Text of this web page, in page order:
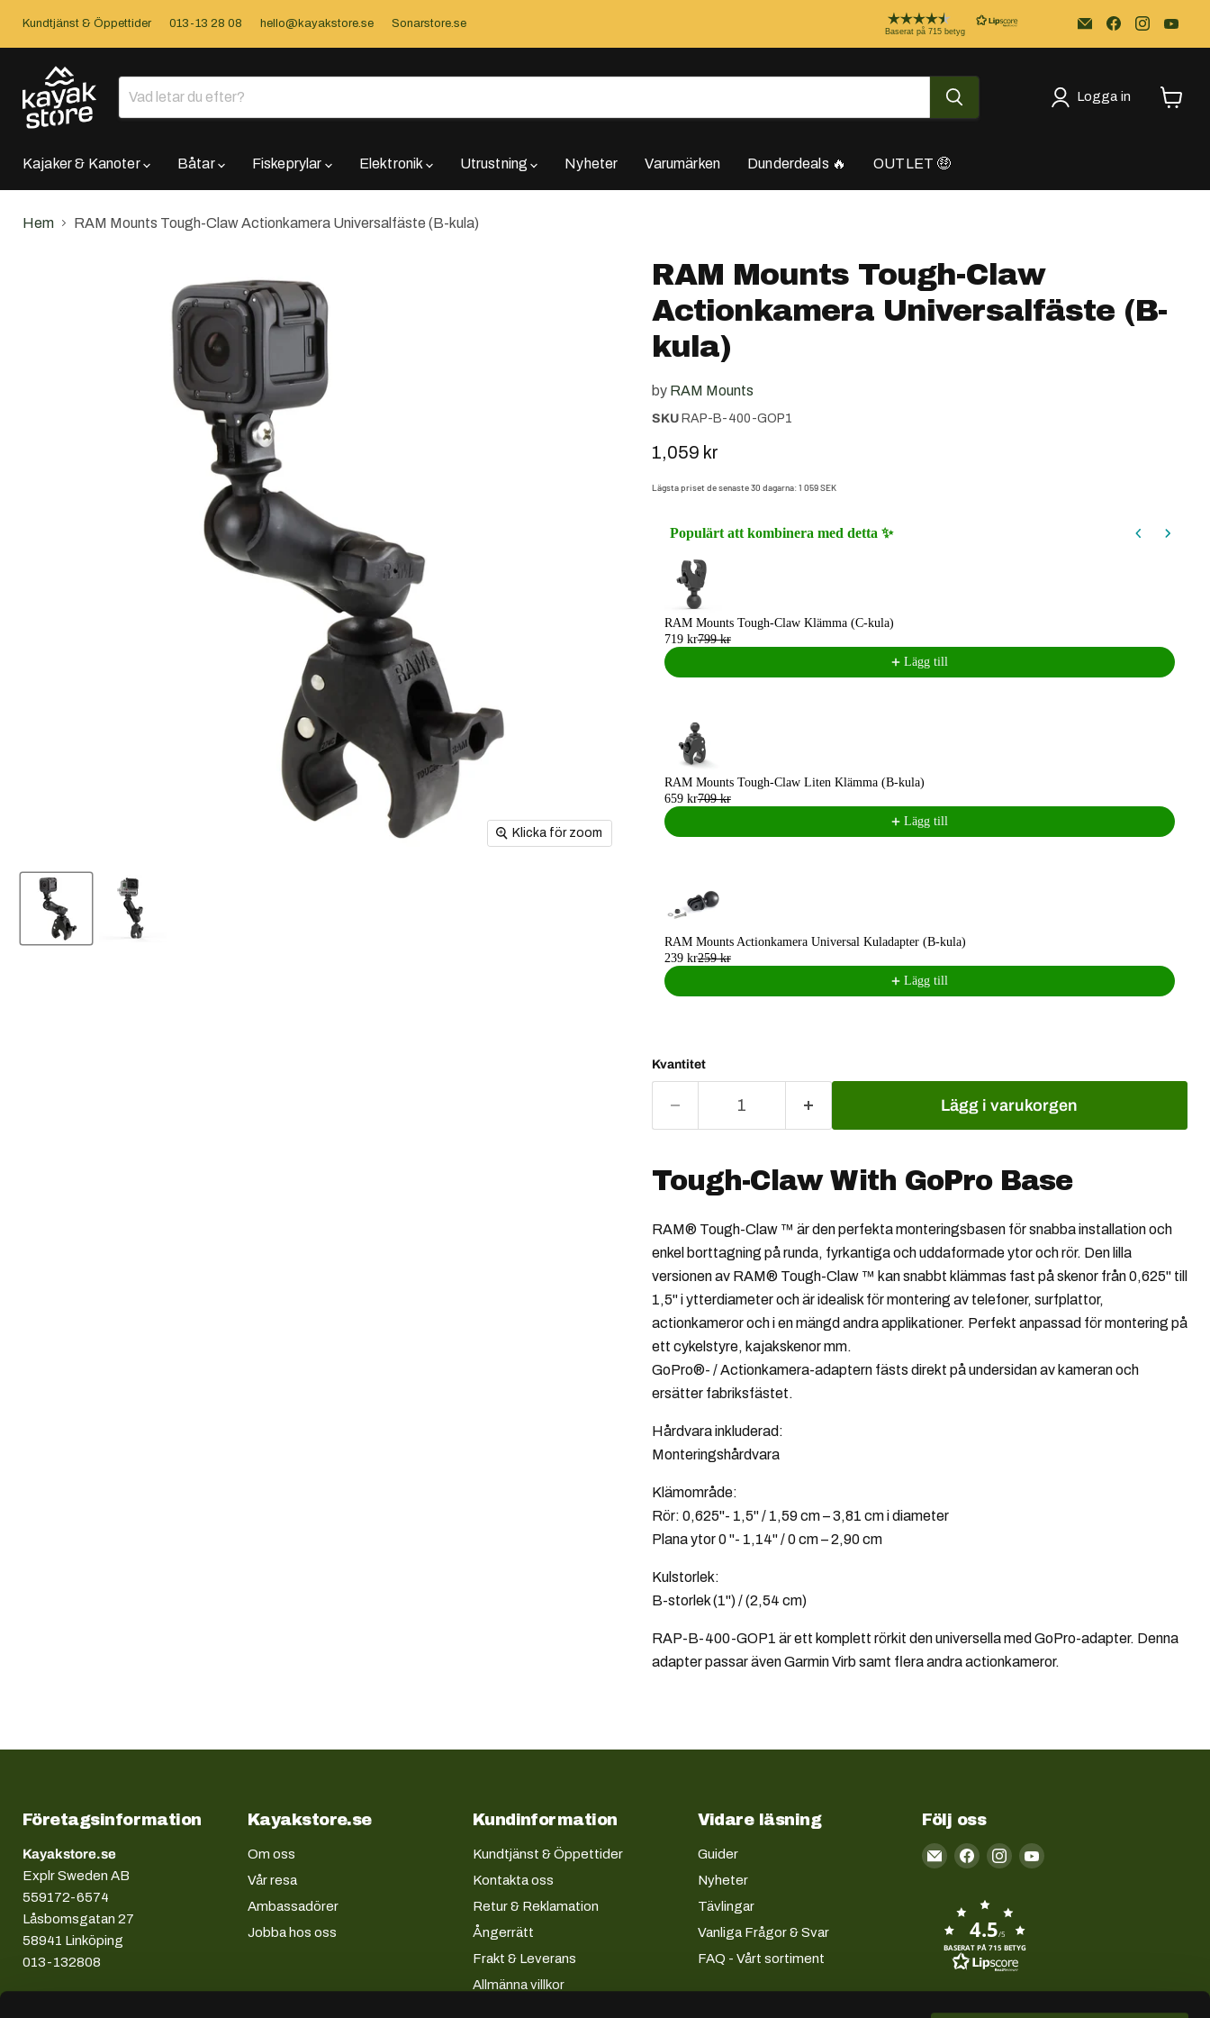
Kundtjänst & Öppettider 013-13 28 08 hello@kayakstore.se Sonarstore.se
Baserat på 715 betyg
Email
Kayakstore.se
Logga in
Kajaker & Kanoter Båtar Fiskeprylar Elektronik Utrustning Nyheter Varumärken Dunderdeals 🔥 OUTLET 🤑
Hem RAM Mounts Tough-Claw Actionkamera Universalfäste (B-kula)
Klicka för zoom
RAM Mounts Tough-Claw
Actionkamera Universalfäste (B-
kula)
by RAM Mounts
SKU RAP-B-400-GOP1
Nuvarande pris
1,059 kr
Lägsta priset de senaste 30 dagarna:1 059 SEK
Populärt att kombinera med detta ✨
RAM Mounts Tough-Claw Klämma (C-kula)
719 kr799 kr
Lägg till
RAM Mounts Tough-Claw Liten Klämma (B-kula)
659 kr709 kr
Lägg till
RAM Mounts Actionkamera Universal Kuladapter (B-kula)
239 kr259 kr
Lägg till
Kvantitet
Lägg i varukorgen
Tough-Claw With GoPro Base
RAM® Tough-Claw ™ är den perfekta monteringsbasen för snabba installation och
enkel borttagning på runda, fyrkantiga och uddaformade ytor och rör. Den lilla
versionen av RAM® Tough-Claw ™ kan snabbt klämmas fast på skenor från 0,625" till
1,5" i ytterdiameter och är idealisk för montering av telefoner, surfplattor,
actionkameror och i en mängd andra applikationer. Perfekt anpassad för montering på
ett cykelstyre, kajakskenor mm.
GoPro®- / Actionkamera-adaptern fästs direkt på undersidan av kameran och
ersätter fabriksfästet.
Hårdvara inkluderad:
Monteringshårdvara
Klämområde:
Rör: 0,625"- 1,5" / 1,59 cm – 3,81 cm i diameter
Plana ytor 0 "- 1,14" / 0 cm – 2,90 cm
Kulstorlek:
B-storlek (1") / (2,54 cm)
RAP-B-400-GOP1 är ett komplett rörkit den universella med GoPro-adapter. Denna
adapter passar även Garmin Virb samt flera andra actionkameror.
Företagsinformation
Kayakstore.se
Explr Sweden AB
559172-6574
Låsbomsgatan 27
58941 Linköping
013-132808
Kayakstore.se
Om oss
Vår resa
Ambassadörer
Jobba hos oss
Kundinformation
Kundtjänst & Öppettider
Kontakta oss
Retur & Reklamation
Ångerrätt
Frakt & Leverans
Allmänna villkor
Vidare läsning
Guider
Nyheter
Tävlingar
Vanliga Frågor & Svar
FAQ - Vårt sortiment
Följ oss
Email
4.5/5
BASERAT PÅ 715 BETYG